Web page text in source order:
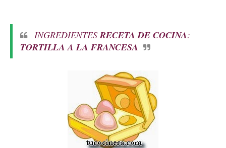
INGREDIENTESRECETA DE COCINA:
TORTILLA A LA FRANCESA